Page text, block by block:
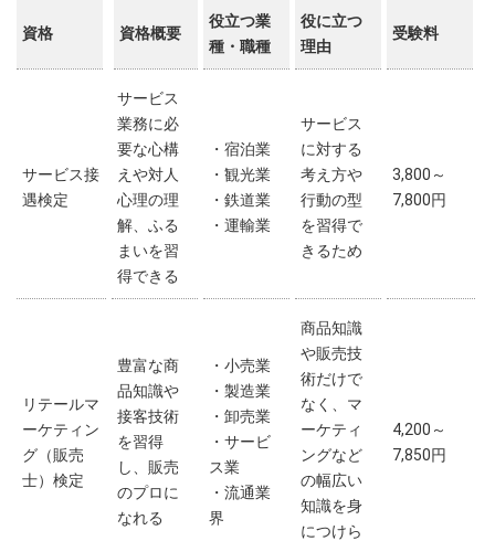
資格 資格概要
役立つ業
種・職種
役に立つ
理由
受験料
サービス接
遇検定
サービス
業務に必
要な心構
えや対人
心理の理
解、ふる
まいを習
得できる
・宿泊業
・観光業
・鉄道業
・運輸業
サービス
に対する
考え方や
行動の型
を習得で
きるため
3,800～
7,800円
リテールマ
ーケティン
グ（販売
士）検定
豊富な商
品知識や
接客技術
を習得
し、販売
のプロに
なれる
・小売業
・製造業
・卸売業
・サービ
ス業
・流通業
界
商品知識
や販売技
術だけで
なく、マ
ーケティ
ングなど
の幅広い
知識を身
につけら
4,200～
7,850円